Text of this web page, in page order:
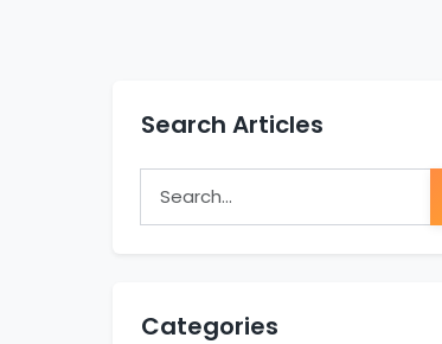
Search Articles
Categories